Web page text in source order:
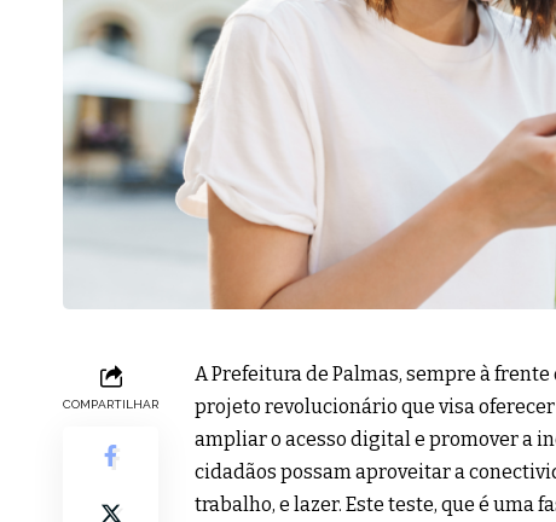
COMPARTILHAR
A Prefeitura de Palmas, sempre à
projeto revolucionário que visa
ampliar o acesso digital e promover a
cidadãos possam aproveitar a
trabalho, e lazer. Este teste, que é uma